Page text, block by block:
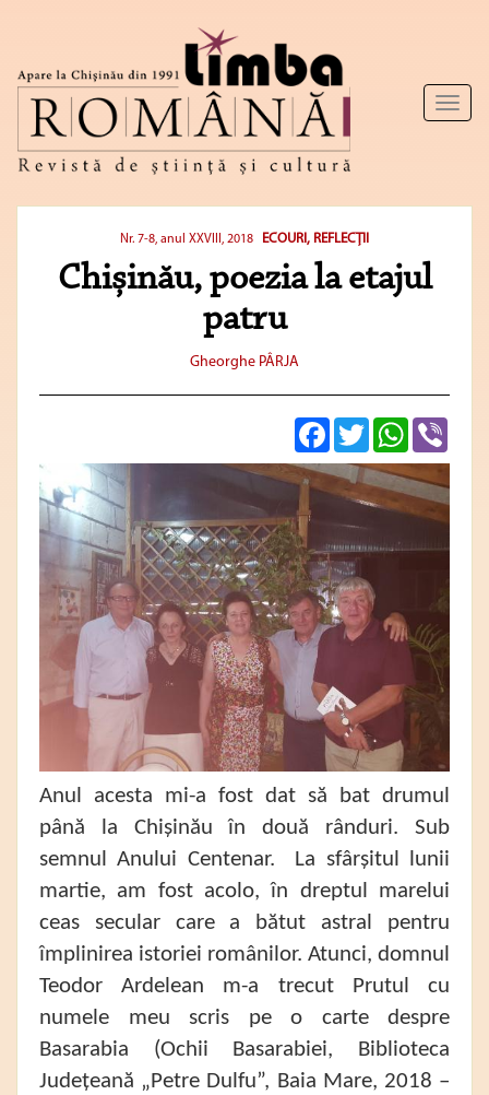
Toggle
Nr. 7-8, anul XXVIII, 2018 ECOURI, REFLECȚII
Chișinău, poezia la etajul
patru
Gheorghe PÂRJA
FacebookTwitterWhatsApp
Anul acesta mi-a fost dat să bat drumul
până la Chișinău în două rânduri. Sub
semnul Anului Centenar. La sfârșitul lunii
martie, am fost acolo, în dreptul marelui
ceas secular care a bătut astral pentru
împlinirea istoriei românilor. Atunci, domnul
Teodor Ardelean m-a trecut Prutul cu
numele meu scris pe o carte despre
Basarabia (Ochii Basarabiei, Biblioteca
Județeană „Petre Dulfu”, Baia Mare, 2018 –